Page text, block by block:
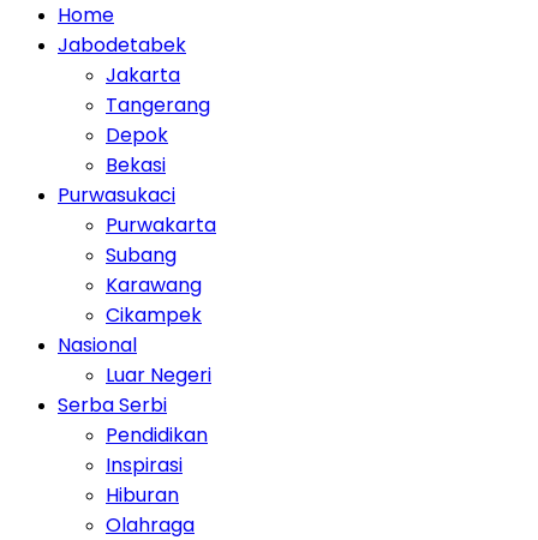
Home
Jabodetabek
Jakarta
Tangerang
Depok
Bekasi
Purwasukaci
Purwakarta
Subang
Karawang
Cikampek
Nasional
Luar Negeri
Serba Serbi
Pendidikan
Inspirasi
Hiburan
Olahraga